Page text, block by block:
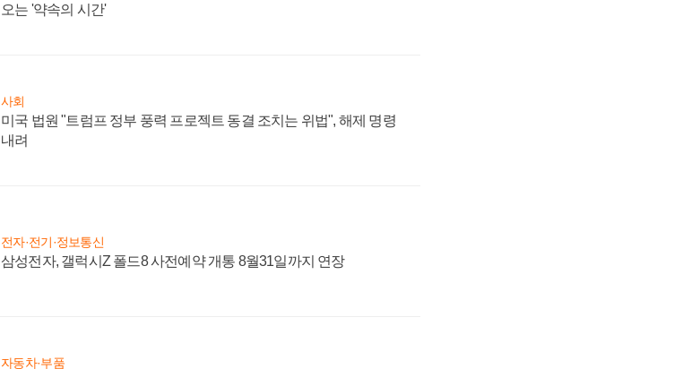
오는 '약속의 시간'
사회
미국 법원 "트럼프 정부 풍력 프로젝트 동결 조치는 위법", 해제 명령
내려
전자·전기·정보통신
삼성전자, 갤럭시Z 폴드8 사전예약 개통 8월31일까지 연장
자동차·부품